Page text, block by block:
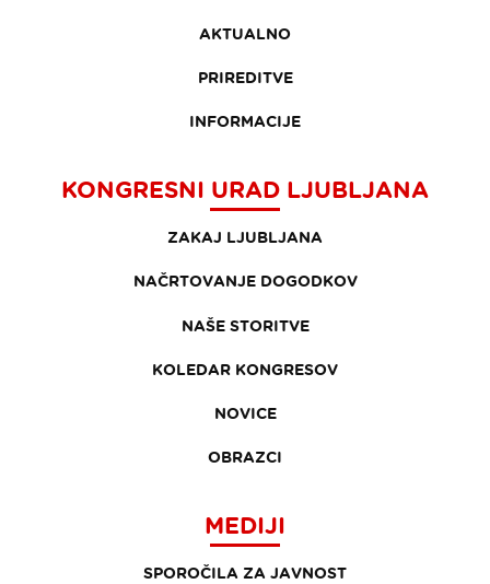
AKTUALNO
PRIREDITVE
INFORMACIJE
KONGRESNI URAD LJUBLJANA
ZAKAJ LJUBLJANA
NAČRTOVANJE DOGODKOV
NAŠE STORITVE
KOLEDAR KONGRESOV
NOVICE
OBRAZCI
MEDIJI
SPOROČILA ZA JAVNOST